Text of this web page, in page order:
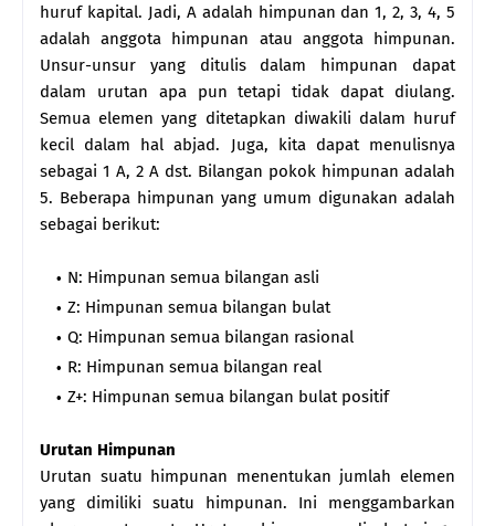
huruf kapital. Jadi, A adalah himpunan dan 1, 2, 3, 4, 5
adalah anggota himpunan atau anggota himpunan.
Unsur-unsur yang ditulis dalam himpunan dapat
dalam urutan apa pun tetapi tidak dapat diulang.
Semua elemen yang ditetapkan diwakili dalam huruf
kecil dalam hal abjad. Juga, kita dapat menulisnya
sebagai 1 A, 2 A dst. Bilangan pokok himpunan adalah
5. Beberapa himpunan yang umum digunakan adalah
sebagai berikut:
N: Himpunan semua bilangan asli
Z: Himpunan semua bilangan bulat
Q: Himpunan semua bilangan rasional
R: Himpunan semua bilangan real
Z+: Himpunan semua bilangan bulat positif
Urutan Himpunan
Urutan suatu himpunan menentukan jumlah elemen
yang dimiliki suatu himpunan. Ini menggambarkan